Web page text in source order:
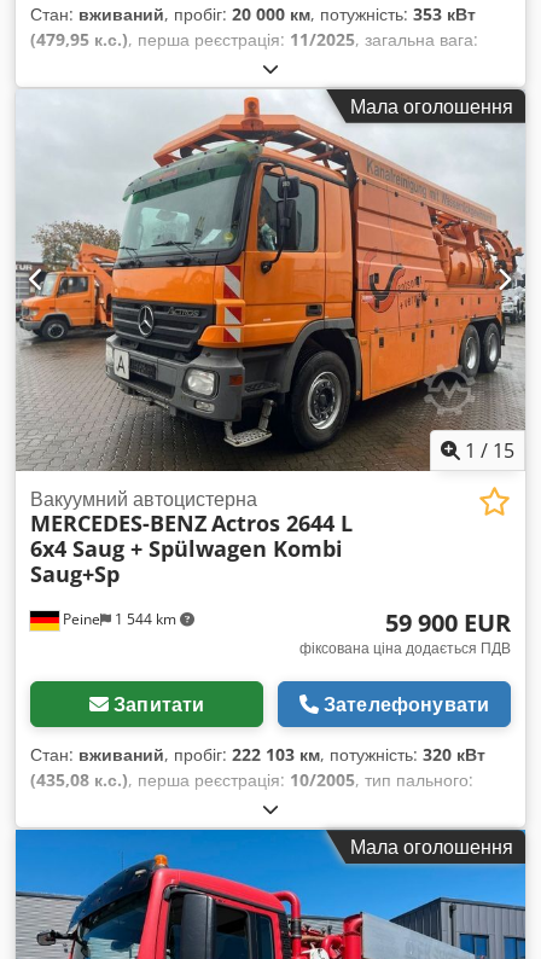
Стан: вживаний, пробіг: 20 000 км, потужність: 353 кВт
(479,95 к.с.), перша реєстрація: 11/2025, загальна вага:
, конфігурація осей:3 осі
передачі:напівавтоматичний, Рік виготовлення:2025,
ABS, електронна програма стабільності
(ESP), кондиціонер, навігаційна система
Мала оголошення
1 / 15
Peine 1 544 km
Вакуумний автоцистерна
MERCEDES-BENZActros 2644 L
6x4 Saug + Spülwagen Kombi
Saug+Sp
59 900 EUR
фіксована ціна додається ПДВ
Запитати Зателефонувати
Стан: вживаний, пробіг: 222 103 км, потужність: 320 кВт
(435,08 к.с.), перша реєстрація: 10/2005, тип пального:
26 000 кг
колір:помаранчевий, тип передачі:напівавтоматичний,
Євро 3 ABS Мала оголошення